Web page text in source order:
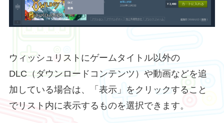
ウィッシュリストにゲームタイトル以外の
DLC（ダウンロードコンテンツ）や動画などを追
加している場合は、「表示」をクリックすること
でリスト内に表示するものを選択できます。